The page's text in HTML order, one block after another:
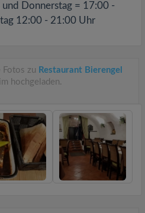
Donnerstag = 17:00 -
12:00 - 21:00 Uhr
Fotos zu Restaurant Bierengel
hochgeladen.